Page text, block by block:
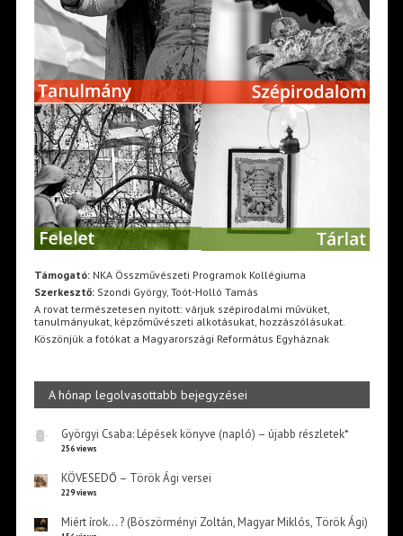
Támogató:NKA Összművészeti Programok Kollégiuma
Szerkesztő:Szondi György, Toót-Holló Tamás
A rovat természetesen nyitott: várjuk szépirodalmi művüket,
tanulmányukat, képzőművészeti alkotásukat, hozzászólásukat.
Köszönjük a fotókat a Magyarországi Református Egyháznak
A hónap legolvasottabb bejegyzései
Györgyi Csaba: Lépések könyve (napló) – újabb részletek*
256 views
KÖVESEDŐ – Török Ági versei
229 views
Miért írok… ? (Böszörményi Zoltán, Magyar Miklós, Török Ági)